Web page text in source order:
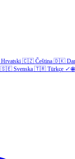
Hrvatski 🇨🇿 Čeština 🇩🇰
🇸🇪 Svenska 🇹🇷 Türkçe ✓ 🌐